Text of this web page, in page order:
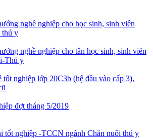
nghề nghiệp cho học sinh, sinh viên
thú y
nghề nghiệp cho tân học sinh, sinh viên
Thú y
nghiệp lớp 20C3b (hệ đầu vào cấp 3),
đợt tháng 5/2019
tốt nghiệp -TCCN ngành Chăn nuôi thú y